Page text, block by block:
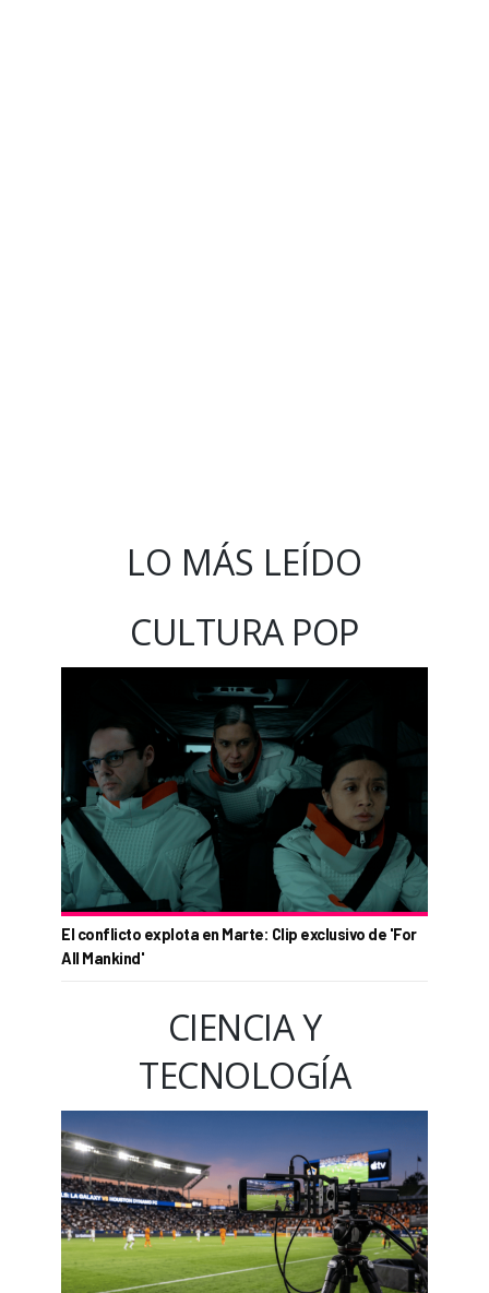
LO MÁS LEÍDO
CULTURA POP
El conflicto explota en Marte: Clip exclusivo de 'For
All Mankind'
CIENCIA Y
TECNOLOGÍA